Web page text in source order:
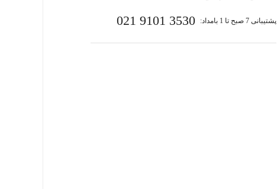
پشتیبانی 7 صبح تا 1 بامداد: 021 9101 3530